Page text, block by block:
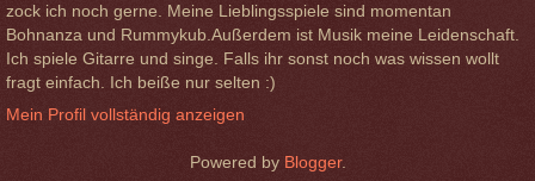
zock ich noch gerne. Meine Lieblingsspiele sind momentan
Bohnanza und Rummykub.Außerdem ist Musik meine Leidenschaft.
Ich spiele Gitarre und singe. Falls ihr sonst noch was wissen wollt
fragt einfach. Ich beiße nur selten :)
Mein Profil vollständig anzeigen
Powered by Blogger.